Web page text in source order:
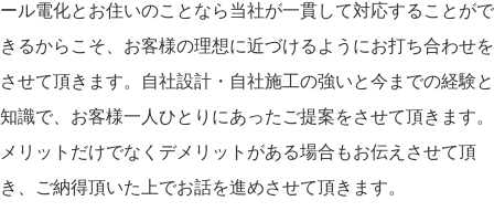
ール電化とお住いのことなら当社が一貫して対応することがで
きるからこそ、お客様の理想に近づけるようにお打ち合わせを
させて頂きます。自社設計・自社施工の強いと今までの経験と
知識で、お客様一人ひとりにあったご提案をさせて頂きます。
メリットだけでなくデメリットがある場合もお伝えさせて頂
き、ご納得頂いた上でお話を進めさせて頂きます。